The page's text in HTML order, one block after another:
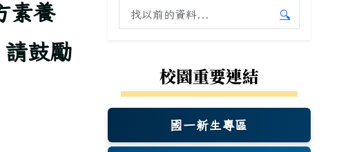
素養
請鼓勵
搜尋舊站內容
🔍
開始舊站
校園重要連結
國一新生專區
(另開新視窗)